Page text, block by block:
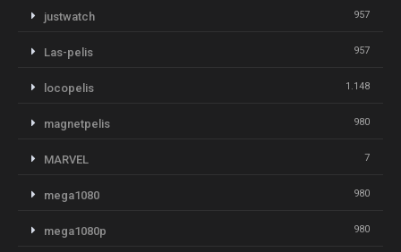
justwatch 957
Las-pelis 957
locopelis 1.148
magnetpelis 980
MARVEL 7
mega1080 980
mega1080p 980